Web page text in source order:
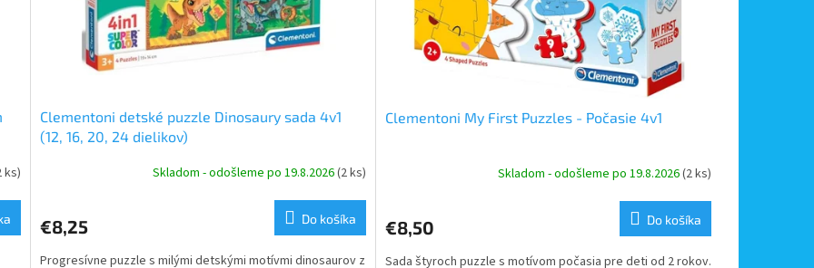
ks)
Clementoni detské puzzle Dinosaury sada 4v1
(12, 16, 20, 24 dielikov)
Skladom - odošleme po 19.8.2026(2 ks)
€8,25 Do košíka
Progresívne puzzle s milými detskými motívmi dinosaurov z
Clementoni My First Puzzles - Počasie 4v1
Skladom - odošleme po 19.8.2026(2 ks)
€8,50 Do košíka
Sada štyroch puzzle s motívom počasia pre deti od 2 rokov.